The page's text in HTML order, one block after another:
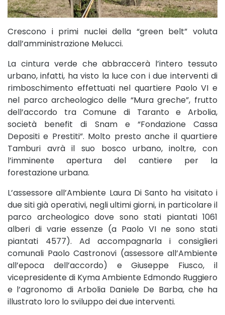
Crescono i primi nuclei della “green belt” voluta
dall’amministrazione Melucci.
La cintura verde che abbraccerà l’intero tessuto
urbano, infatti, ha visto la luce con i due interventi di
rimboschimento effettuati nel quartiere Paolo VI e
nel parco archeologico delle “Mura greche”, frutto
dell’accordo tra Comune di Taranto e Arbolia,
società benefit di Snam e “Fondazione Cassa
Depositi e Prestiti”. Molto presto anche il quartiere
Tamburi avrà il suo bosco urbano, inoltre, con
l’imminente apertura del cantiere per la
forestazione urbana.
L’assessore all’Ambiente Laura Di Santo ha visitato i
due siti già operativi, negli ultimi giorni, in particolare il
parco archeologico dove sono stati piantati 1061
alberi di varie essenze (a Paolo VI ne sono stati
piantati 4577). Ad accompagnarla i consiglieri
comunali Paolo Castronovi (assessore all’Ambiente
all’epoca dell’accordo) e Giuseppe Fiusco, il
vicepresidente di Kyma Ambiente Edmondo Ruggiero
e l’agronomo di Arbolia Daniele De Barba, che ha
illustrato loro lo sviluppo dei due interventi.